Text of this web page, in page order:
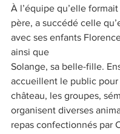
À l’équipe qu’elle
père, a succédé celle
avec ses enfants
ainsi que
Solange, sa belle-fille.
accueillent le public pour
château, les groupes,
organisent diverses
repas confectionnés par